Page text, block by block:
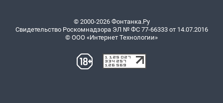
© 2000-2026 Фонтанка.Ру
Свидетельство Роскомнадзора ЭЛ № ФС 77-66333 от 14.07.2016
© ООО «Интернет Технологии»